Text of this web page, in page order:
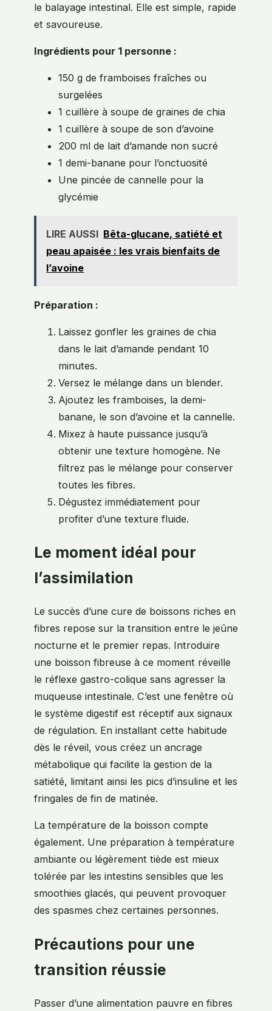
le balayage intestinal. Elle est simple, rapide
et savoureuse.
Ingrédients pour 1 personne :
150 g de framboises fraîches ou
surgelées
1 cuillère à soupe de graines de chia
1 cuillère à soupe de son d’avoine
200 ml de lait d’amande non sucré
1 demi-banane pour l’onctuosité
Une pincée de cannelle pour la
glycémie
LIRE AUSSI Bêta-glucane, satiété et
peau apaisée : les vrais bienfaits de
l’avoine
Préparation :
Laissez gonfler les graines de chia
dans le lait d’amande pendant 10
minutes.
Versez le mélange dans un blender.
Ajoutez les framboises, la demi-
banane, le son d’avoine et la cannelle.
Mixez à haute puissance jusqu’à
obtenir une texture homogène. Ne
filtrez pas le mélange pour conserver
toutes les fibres.
Dégustez immédiatement pour
profiter d’une texture fluide.
Le moment idéal pour
l’assimilation
Le succès d’une cure de boissons riches en
fibres repose sur la transition entre le jeûne
nocturne et le premier repas. Introduire
une boisson fibreuse à ce moment réveille
le réflexe gastro-colique sans agresser la
muqueuse intestinale. C’est une fenêtre où
le système digestif est réceptif aux signaux
de régulation. En installant cette habitude
dès le réveil, vous créez un ancrage
métabolique qui facilite la gestion de la
satiété, limitant ainsi les pics d’insuline et les
fringales de fin de matinée.
La température de la boisson compte
également. Une préparation à température
ambiante ou légèrement tiède est mieux
tolérée par les intestins sensibles que les
smoothies glacés, qui peuvent provoquer
des spasmes chez certaines personnes.
Précautions pour une
transition réussie
Passer d’une alimentation pauvre en fibres